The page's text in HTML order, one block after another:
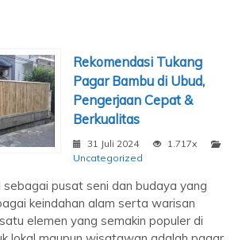
Rekomendasi Tukang
Pagar Bambu di Ubud,
Pengerjaan Cepat &
Berkualitas
31 Juli 2024
1.717x
Uncategorized
sebagai pusat seni dan budaya yang
keindahan alam serta warisan
elemen yang semakin populer di